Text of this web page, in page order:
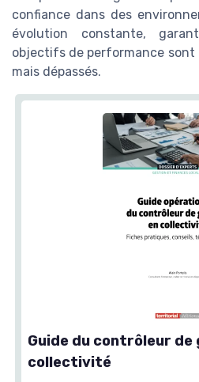
confiance dans des
évolution constante,
objectifs de performance
mais dépassés.
Guide du contrôleur de
collectivité